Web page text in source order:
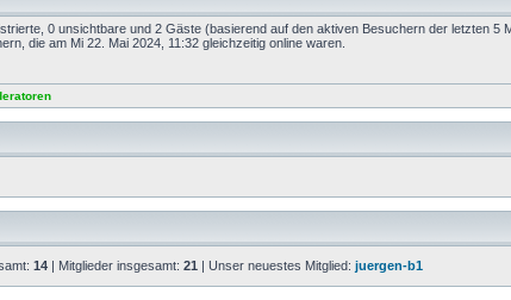
0 unsichtbare und 2 Gäste (basierend auf den aktiven Besuchern der letzten 5
die am Mi 22. Mai 2024, 11:32 gleichzeitig online waren.
14 | Mitglieder insgesamt: 21 | Unser neuestes Mitglied: juergen-b1